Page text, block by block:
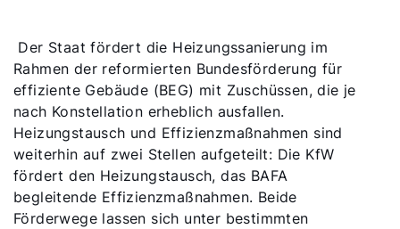
Der Staat fördert die Heizungssanierung im
Rahmen der reformierten Bundesförderung für
effiziente Gebäude (BEG) mit Zuschüssen, die je
nach Konstellation erheblich ausfallen.
Heizungstausch und Effizienzmaßnahmen sind
weiterhin auf zwei Stellen aufgeteilt: Die KfW
fördert den Heizungstausch, das BAFA
begleitende Effizienzmaßnahmen. Beide
Förderwege lassen sich unter bestimmten